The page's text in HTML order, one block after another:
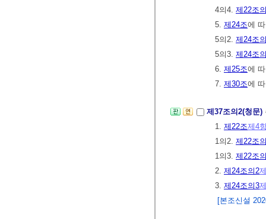
4의4. 제22조
5. 제24조에
5의2. 제24조
5의3. 제24조
6. 제25조에
7. 제30조에
제37조의2(청문)
1. 제22조제4
1의2. 제22조
1의3. 제22조
2. 제24조의2
3. 제24조의3
[본조신설